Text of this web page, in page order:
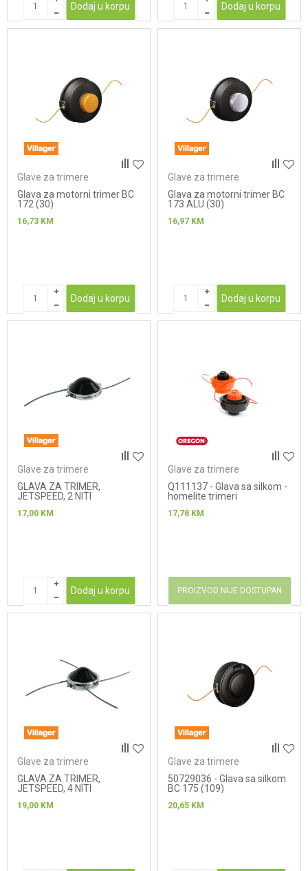
Dodaj u korpu Dodaj u korpu
Glave za trimere
Glava za motorni trimer BC
172 (30)
16,73 KM
Dodaj u korpu
Glave za trimere
Glava za motorni trimer BC
173 ALU (30)
16,97 KM
Dodaj u korpu
Glave za trimere
GLAVA ZA TRIMER,
JETSPEED, 2 NITI
17,00 KM
Dodaj u korpu
Glave za trimere
Q111137 - Glava sa silkom -
homelite trimeri
17,78 KM
PROIZVOD NIJE DOSTUPAN
Glave za trimere
GLAVA ZA TRIMER,
JETSPEED, 4 NITI
19,00 KM
Glave za trimere
50729036 - Glava sa silkom
BC 175 (109)
20,65 KM